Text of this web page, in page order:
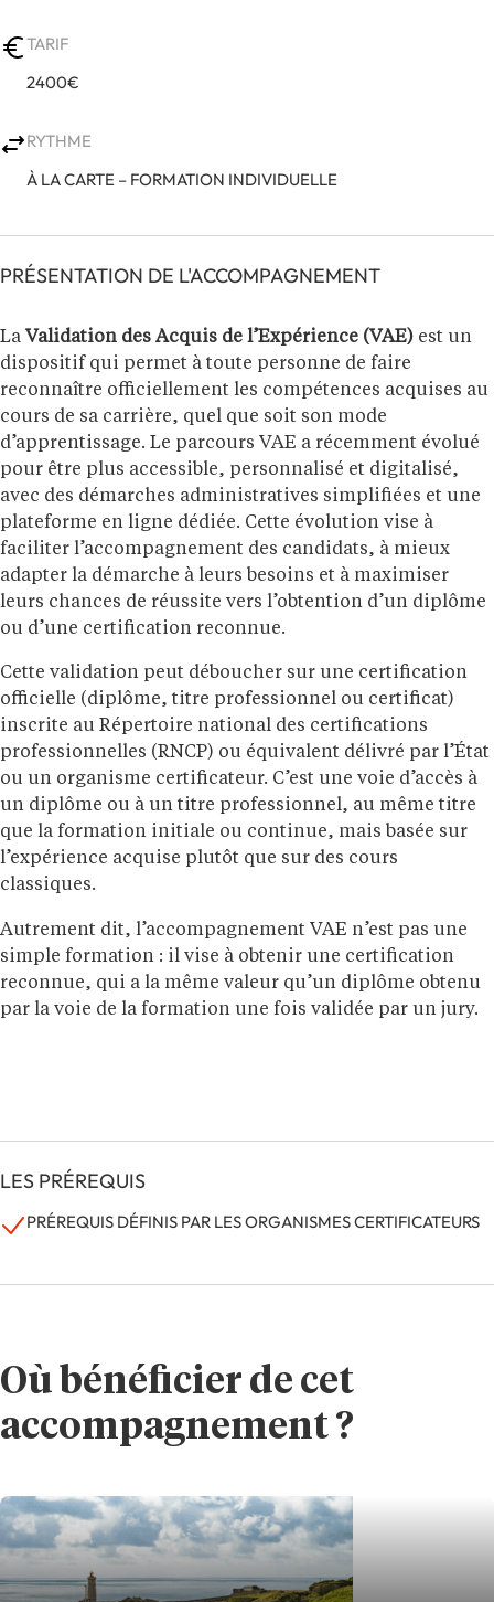
TARIF
2400€
RYTHME
À LA CARTE – FORMATION INDIVIDUELLE
PRÉSENTATION DE L'ACCOMPAGNEMENT
La Validation des Acquis de l’Expérience (VAE) est un
dispositif qui permet à toute personne de faire
reconnaître officiellement les compétences acquises au
cours de sa carrière, quel que soit son mode
d’apprentissage. Le parcours VAE a récemment évolué
pour être plus accessible, personnalisé et digitalisé,
avec des démarches administratives simplifiées et une
plateforme en ligne dédiée. Cette évolution vise à
faciliter l’accompagnement des candidats, à mieux
adapter la démarche à leurs besoins et à maximiser
leurs chances de réussite vers l’obtention d’un diplôme
ou d’une certification reconnue.
Cette validation peut déboucher sur une certification
officielle (diplôme, titre professionnel ou certificat)
inscrite au Répertoire national des certifications
professionnelles (RNCP) ou équivalent délivré par l’État
ou un organisme certificateur. C’est une voie d’accès à
un diplôme ou à un titre professionnel, au même titre
que la formation initiale ou continue, mais basée sur
l’expérience acquise plutôt que sur des cours
classiques.
Autrement dit, l’accompagnement VAE n’est pas une
simple formation : il vise à obtenir une certification
reconnue, qui a la même valeur qu’un diplôme obtenu
par la voie de la formation une fois validée par un jury.
LES PRÉREQUIS
PRÉREQUIS DÉFINIS PAR LES ORGANISMES CERTIFICATEURS
Où bénéficier de cet
accompagnement ?